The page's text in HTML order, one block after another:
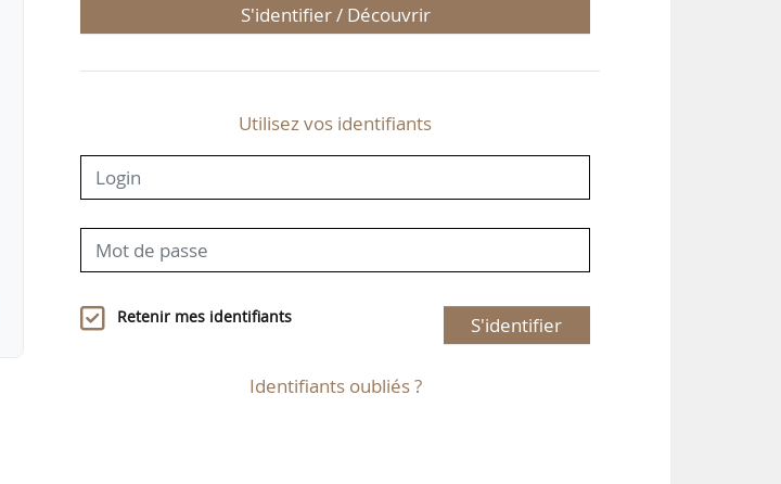
S'identifier / Découvrir
Utilisez vos identifiants
Retenir mes identifiants S'identifier
Identifiants oubliés ?